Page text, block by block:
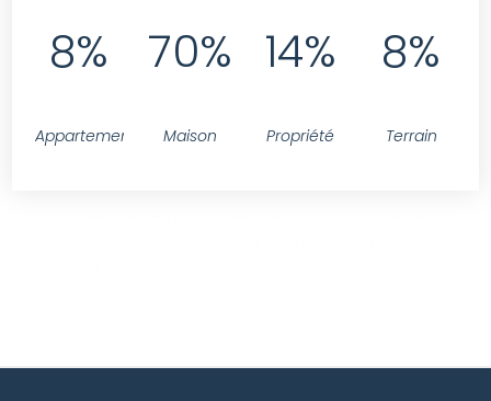
8%
Appartement
70%
Maison
14%
Propriété
8%
Terrain